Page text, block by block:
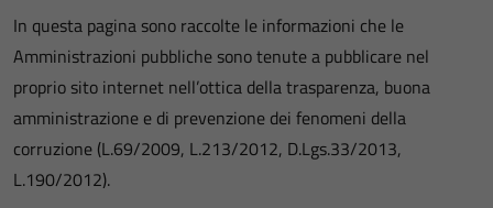
In questa pagina sono raccolte le informazioni che le
Amministrazioni pubbliche sono tenute a pubblicare nel
proprio sito internet nell’ottica della trasparenza, buona
amministrazione e di prevenzione dei fenomeni della
corruzione (L.69/2009, L.213/2012, D.Lgs.33/2013,
L.190/2012).